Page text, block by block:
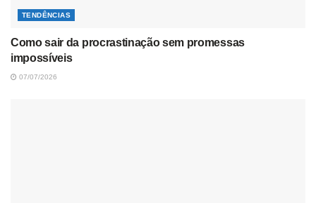
TENDÊNCIAS
Como sair da procrastinação sem promessas
impossíveis
07/07/2026